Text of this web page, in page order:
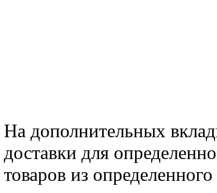
На дополнительных
доставки для
товаров из определенного